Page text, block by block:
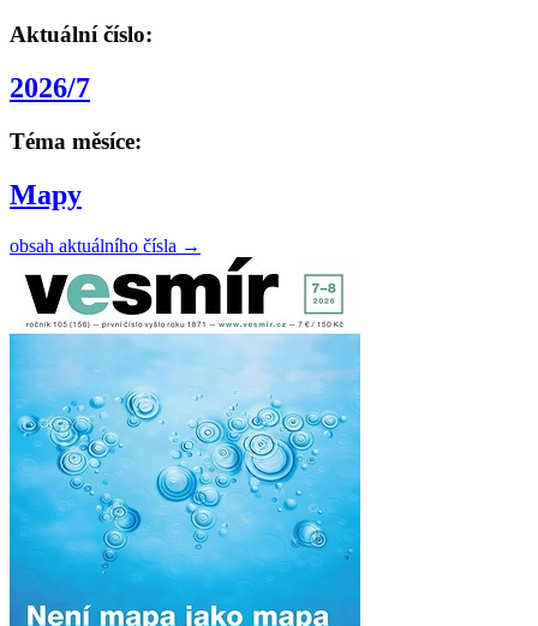
Aktuální číslo:
2026/7
Téma měsíce:
Mapy
obsah aktuálního čísla →